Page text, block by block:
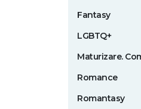
Fantasy
LGBTQ+
Maturizare.
Romance
Romantasy